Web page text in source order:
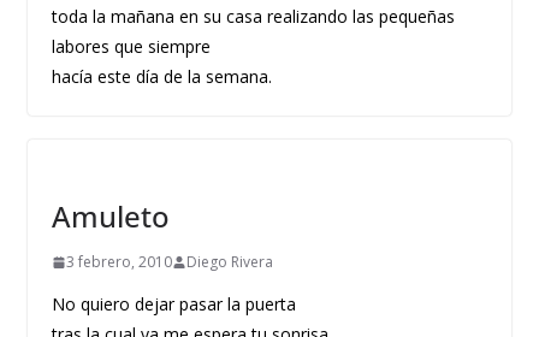
toda la mañana en su casa realizando las pequeñas
labores que siempre
hacía este día de la semana.
Amuleto
3 febrero, 2010 Diego Rivera
No quiero dejar pasar la puerta